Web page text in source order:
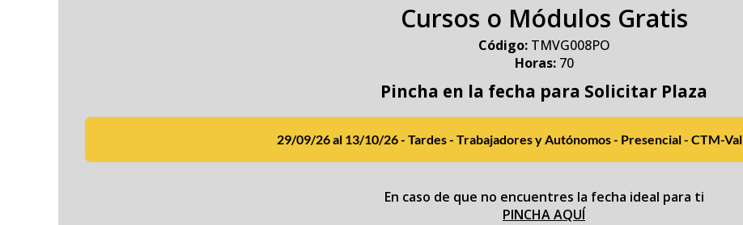
Cursos o Módulos Gratis
Código: TMVG008PO
Horas:70
Pincha en la fecha para Solicitar Plaza
29/09/26 al 13/10/26 - Tardes - Trabajadores y Autónomos - Presencial - CTM-
En caso de que no encuentres la fecha ideal para ti
PINCHA AQUÍ